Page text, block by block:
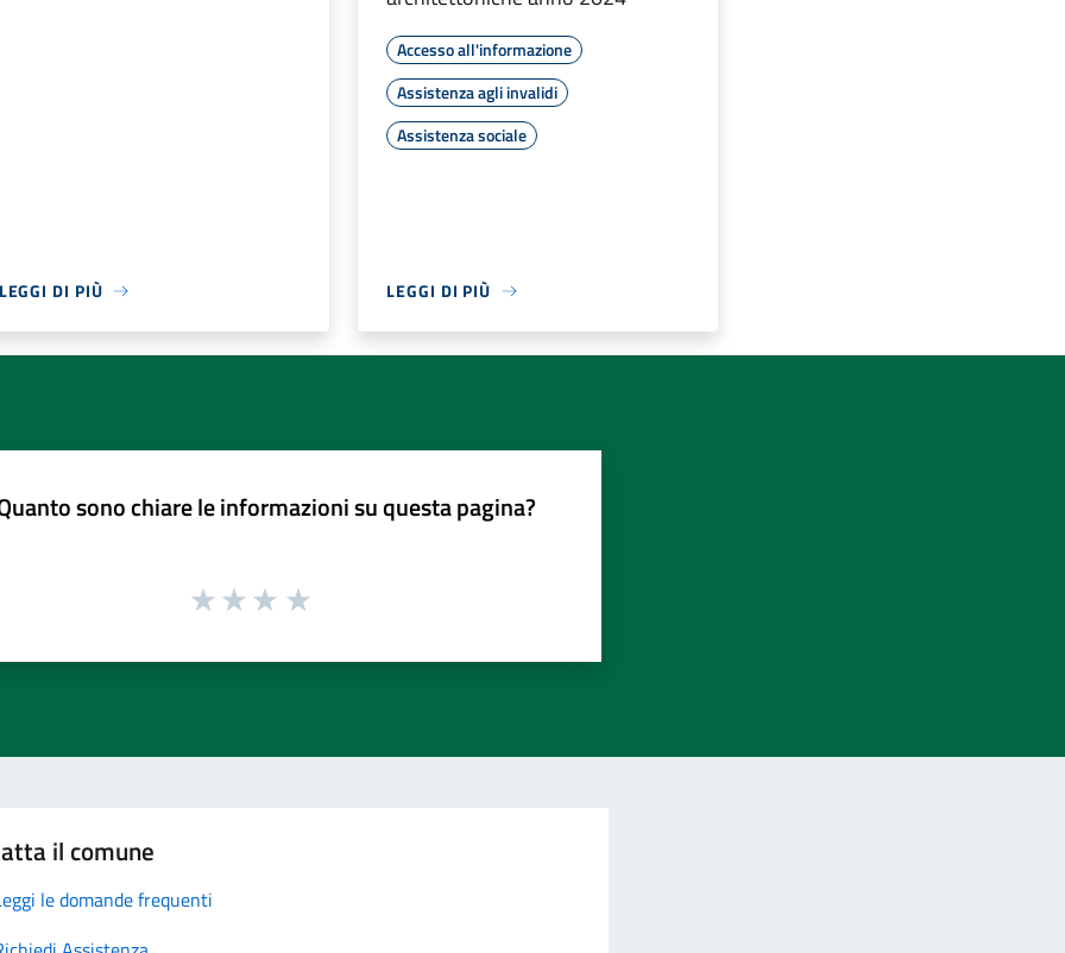
DI PIÙ
Accesso all'informazione
Assistenza agli invalidi
Assistenza sociale
LEGGI DI PIÙ
sono chiare le informazioni su questa pagina?
il comune
le domande frequenti